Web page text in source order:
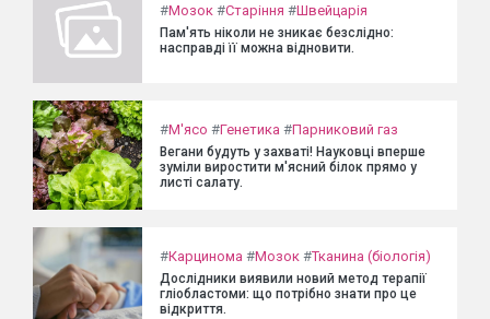
#Мозок #Старіння #Швейцарія
Пам'ять ніколи не зникає безслідно:
насправді її можна відновити.
#М'ясо #Генетика #Парниковий газ
Вегани будуть у захваті! Науковці вперше
зуміли виростити м'ясний білок прямо у
листі салату.
#Карцинома #Мозок #Тканина (біологія)
Дослідники виявили новий метод терапії
гліобластоми: що потрібно знати про це
відкриття.